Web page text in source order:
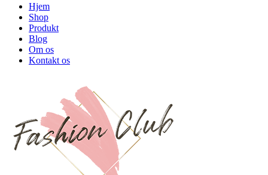
Hjem
Shop
Produkt
Blog
Om os
Kontakt os